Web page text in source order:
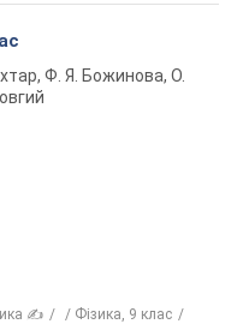
Ф. Я. Божинова, О.
✍
Фізика, 9 клас